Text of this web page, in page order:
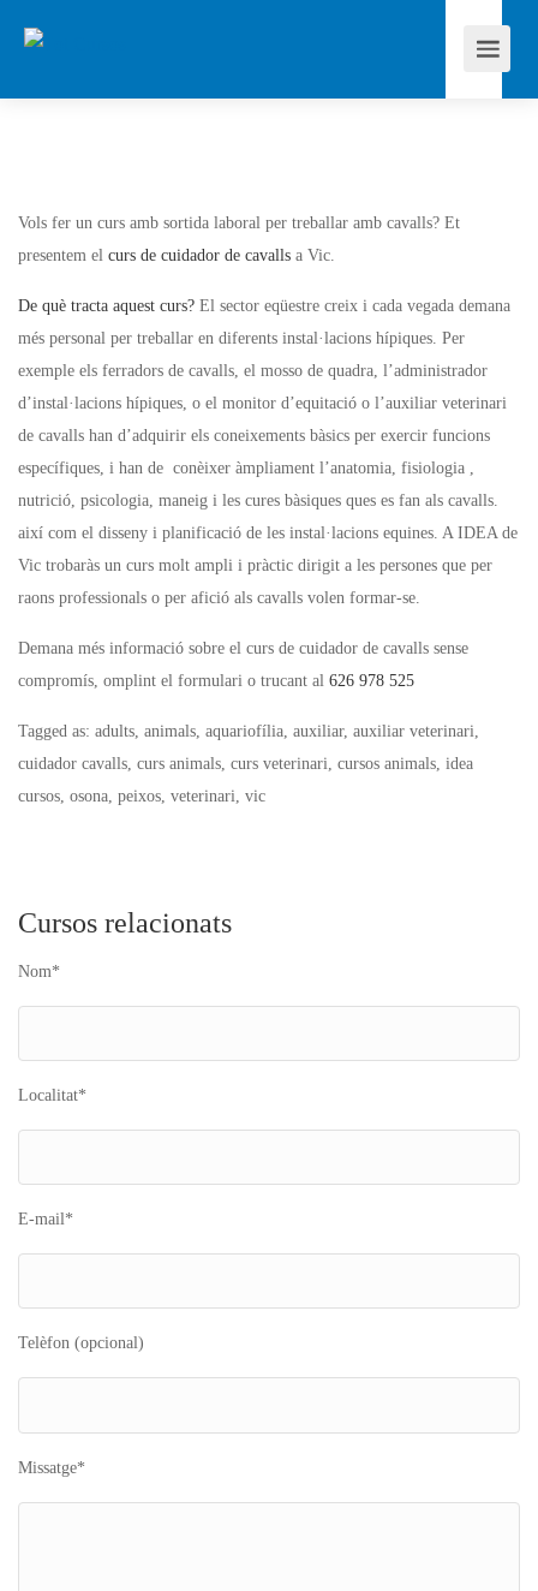
Vols fer un curs amb sortida laboral per treballar amb cavalls? Et
presentem el curs de cuidador de cavalls a Vic.
De què tracta aquest curs? El sector eqüestre creix i cada vegada demana
més personal per treballar en diferents instal·lacions hípiques. Per
exemple els ferradors de cavalls, el mosso de quadra, l’administrador
d’instal·lacions hípiques, o el monitor d’equitació o l’auxiliar veterinari
de cavalls han d’adquirir els coneixements bàsics per exercir funcions
específiques, i han de conèixer àmpliament l’anatomia, fisiologia ,
nutrició, psicologia, maneig i les cures bàsiques ques es fan als cavalls.
així com el disseny i planificació de les instal·lacions equines. A IDEA de
Vic trobaràs un curs molt ampli i pràctic dirigit a les persones que per
raons professionals o per afició als cavalls volen formar-se.
Demana més informació sobre el curs de cuidador de cavalls sense
compromís, omplint el formulari o trucant al 626 978 525
Tagged as: adults, animals, aquariofília, auxiliar, auxiliar veterinari,
cuidador cavalls, curs animals, curs veterinari, cursos animals, idea
cursos, osona, peixos, veterinari, vic
Cursos relacionats
Nom*
Localitat*
E-mail*
Telèfon (opcional)
Missatge*